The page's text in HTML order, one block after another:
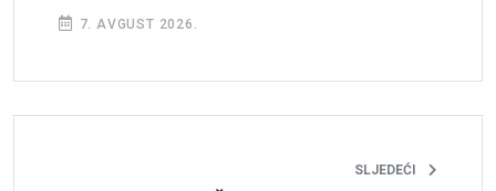
7. AVGUST 2026.
SLJEDEĆI